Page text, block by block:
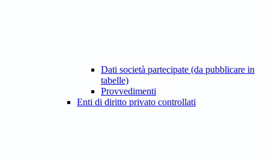
Dati società partecipate (da pubblicare in
tabelle)
Provvedimenti
Enti di diritto privato controllati